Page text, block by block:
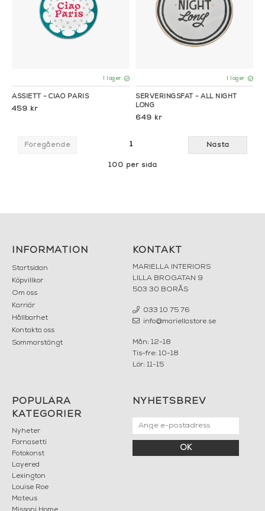
I lager
ASSIETT - CIAO PARIS
459 kr
I lager
SERVERINGSFAT - ALL NIGHT
LONG
649 kr
Föregående 1 Nästa
100 per sida
INFORMATION
Startsidan
Köpvillkor
Om oss
Karriär
Hållbarhet
Kontakta oss
Sommarstängt
KONTAKT
MARIELLA INTERIORS
LILLA BROGATAN 9
503 30 BORÅS
033 10 75 76
info@mariellastore.se
Mån: 12-18
Tis-fre: 10-18
Lör: 11-15
POPULÄRA
KATEGORIER
Nyheter
Fornasetti
Fotokonst
Layered
Lexington
Louise Roe
Mateus
NYHETSBREV
OK